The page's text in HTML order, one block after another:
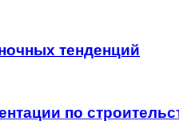
тенденций
по